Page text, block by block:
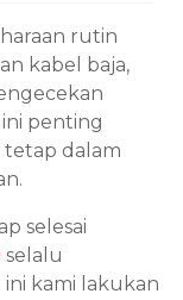
rutin
kabel baja,
penting
dalam
selesai
selalu
kami lakukan